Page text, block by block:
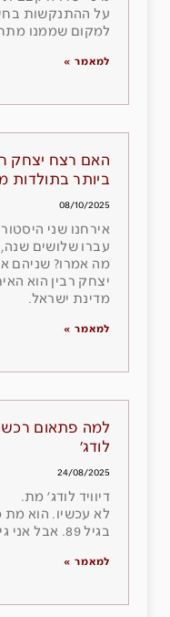
על ההתנקשות
למקום שממנו
למאמר »
האם רצח יצחק
ביותר בתולדות
08/10/2025
אירחנו שני
עברו שלושים
מה אמרו? שניהם
יצחק רבין הוא
מדינת ישראל.
למאמר »
למה פתאום
לודג׳
24/08/2025
דיוויד לודג׳ מת.
לא עכשיו. הוא מת
בגיל 89. אבל אני גיליתי רק עכשיו שזה קרה.
למאמר »